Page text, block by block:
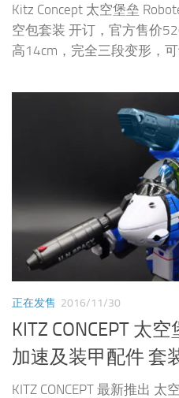
Kitz Concept 太空堡垒
空包套装 开订，官方售价
高14cm，完全三段变形，
正在发售 2016/11/30
KITZ CONCEPT 太
加速及装甲配件 套
KITZ CONCEPT 最新推出 太